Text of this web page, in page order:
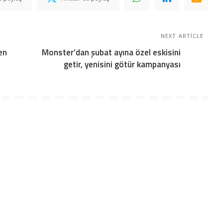
NEXT ARTICLE
Monster’dan şubat ayına özel eskisini
getir, yenisini götür kampanyası